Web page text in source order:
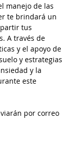
manejo de las
te brindará un
tus
A través de
y el apoyo de
y estrategias
y la
este
por correo